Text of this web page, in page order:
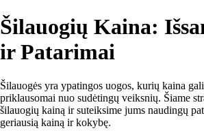
Šilauogių Kaina:
ir Patarimai
Šilauogės yra ypatingos uogos, kurių kaina
priklausomai nuo sudėtingų veiksnių. Šiame
šilauogių kainą ir suteiksime jums naudingų
geriausią kainą ir kokybę.